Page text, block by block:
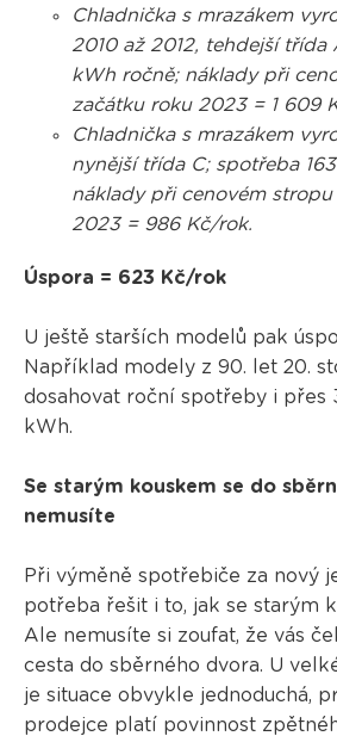
Chladnička s mrazákem
2010 až 2012, tehdejší třída
kWh ročně; náklady při
začátku roku 2023 = 1 609
Chladnička s mrazákem
nynější třída C; spotřeba
náklady při cenovém
2023 = 986 Kč/rok.
Úspora = 623 Kč/rok
U ještě starších modelů pak
Například modely z 90. let 20.
dosahovat roční spotřeby i přes
kWh.
Se starým kouskem se do
nemusíte
Při výměně spotřebiče za nový
potřeba řešit i to, jak se starým
Ale nemusíte si zoufat, že vás
cesta do sběrného dvora. U
je situace obvykle jednoduchá,
prodejce platí povinnost